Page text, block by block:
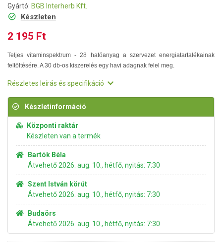
Gyártó: BGB Interherb Kft.
Készleten
2 195 Ft
Teljes vitaminspektrum - 28 hatóanyag a szervezet energiatartalékainak
feltöltésére. A 30 db-os kiszerelés egy havi adagnak felel meg.
Részletes leírás és specifikáció
Készletinformáció
Központi raktár
Készleten van a termék
Bartók Béla
Átvehető 2026. aug. 10., hétfő, nyitás: 7:30
Szent István körút
Átvehető 2026. aug. 10., hétfő, nyitás: 7:30
Budaörs
Átvehető 2026. aug. 10., hétfő, nyitás: 7:30